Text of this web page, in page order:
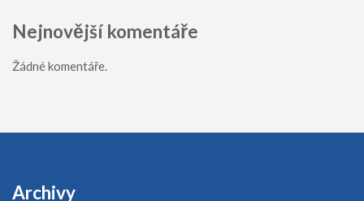
Nejnovější komentáře
Žádné komentáře.
Archivy